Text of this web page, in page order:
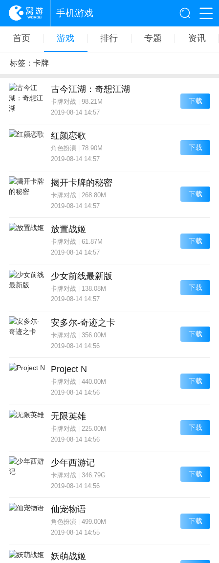
手机游戏
首页 游戏 排行 专题 资讯
标签：卡牌
古今江湖：奇想江湖
卡牌对战| 98.21M
2019-08-14 14:57
下载
红颜恋歌
角色扮演| 78.90M
2019-08-14 14:57
下载
揭开卡牌的秘密
卡牌对战| 268.80M
2019-08-14 14:57
下载
放置战姬
卡牌对战| 61.87M
2019-08-14 14:57
下载
少女前线最新版
卡牌对战| 138.08M
2019-08-14 14:57
下载
安多尔-奇迹之卡
卡牌对战| 356.00M
2019-08-14 14:56
下载
Project N
卡牌对战| 440.00M
2019-08-14 14:56
下载
无限英雄
卡牌对战| 225.00M
2019-08-14 14:56
下载
少年西游记
卡牌对战| 346.79G
2019-08-14 14:56
下载
仙宠物语
角色扮演| 499.00M
2019-08-14 14:55
下载
妖萌战姬